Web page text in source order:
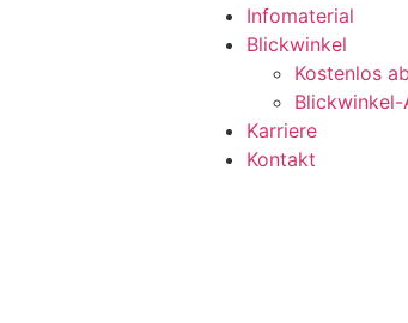
Infomaterial
Blickwinkel
Kostenlos
Karriere
Kontakt